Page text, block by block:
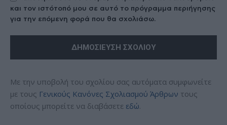
και τον ιστότοπό μου σε αυτό το πρόγραμμα περιήγησης
για την επόμενη φορά που θα σχολιάσω.
Με την υποβολή του σχολίου σας αυτόματα συμφωνείτε
με τους Γενικούς Κανόνες Σχολιασμού Άρθρων τους
οποίους μπορείτε να διαβάσετε εδώ.